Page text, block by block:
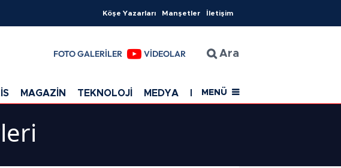
Köşe Yazarları Manşetler İletişim
FOTO GALERİLER VİDEOLAR Ara
MAGAZİN TEKNOLOJİ MEDYA EĞİTİM SAĞLIK
MENÜ